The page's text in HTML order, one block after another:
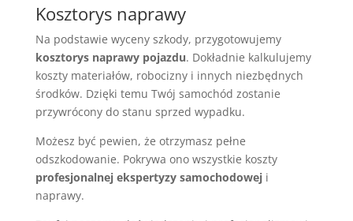
Kosztorys naprawy
Na podstawie wyceny szkody, przygotowujemy
kosztorys naprawy pojazdu. Dokładnie kalkulujemy
koszty materiałów, robocizny i innych niezbędnych
środków. Dzięki temu Twój samochód zostanie
przywrócony do stanu sprzed wypadku.
Możesz być pewien, że otrzymasz pełne
odszkodowanie. Pokrywa ono wszystkie koszty
profesjonalnej ekspertyzy samochodoweji
naprawy.